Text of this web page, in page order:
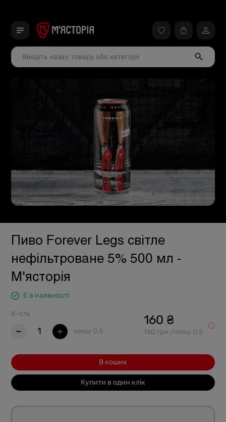
Пиво Forever Legs світле
нефільтроване 5% 500 мл -
М'ясторія
Є в наявності
К-сть
1 пляш 0,5
160 ₴
160 грн /пляш 0,5
В кошик
Купити в один клік